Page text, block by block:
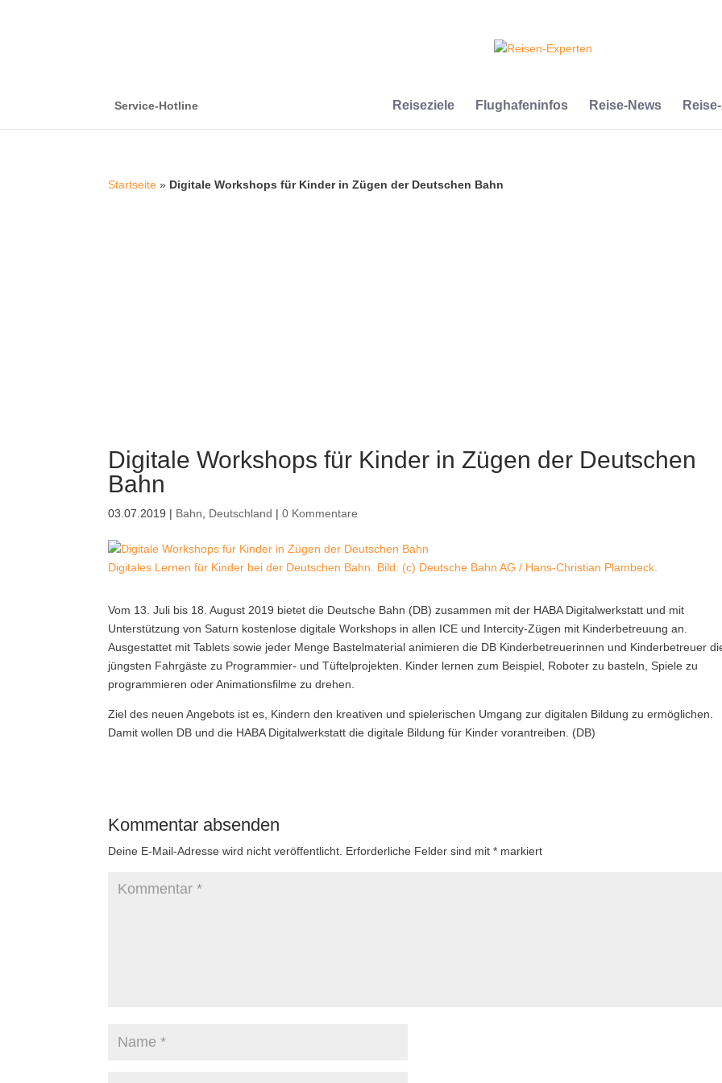
Service-Hotline Reiseziele Flughafeninfos Reise-News
Startseite » Digitale Workshops für Kinder in Zügen der Deutschen Bahn
Digitale Workshops für Kinder in Zügen der Deutschen
Bahn
03.07.2019 | Bahn Deutschland |0 Kommentare
Digitales Lernen für Kinder bei der Deutschen Bahn. Bild: (c) Deutsche Bahn AG / Hans-Christian Plambeck.
Vom 13. Juli bis 18. August 2019 bietet die Deutsche Bahn (DB) zusammen mit der HABA Digitalwerkstatt und mit
Unterstützung von Saturn kostenlose digitale Workshops in allen ICE und Intercity-Zügen mit Kinderbetreuung an.
Ausgestattet mit Tablets sowie jeder Menge Bastelmaterial animieren die DB Kinderbetreuerinnen und Kinderbetreuer
jüngsten Fahrgäste zu Programmier- und Tüftelprojekten. Kinder lernen zum Beispiel, Roboter zu basteln, Spiele zu
programmieren oder Animationsfilme zu drehen.
Ziel des neuen Angebots ist es, Kindern den kreativen und spielerischen Umgang zur digitalen Bildung zu ermöglichen.
Damit wollen DB und die HABA Digitalwerkstatt die digitale Bildung für Kinder vorantreiben. (DB)
Kommentar absenden
Deine E-Mail-Adresse wird nicht veröffentlicht. Erforderliche Felder sind mit* markiert